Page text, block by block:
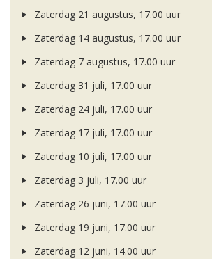
Zaterdag 21 augustus, 17.00 uur
Zaterdag 14 augustus, 17.00 uur
Zaterdag 7 augustus, 17.00 uur
Zaterdag 31 juli, 17.00 uur
Zaterdag 24 juli, 17.00 uur
Zaterdag 17 juli, 17.00 uur
Zaterdag 10 juli, 17.00 uur
Zaterdag 3 juli, 17.00 uur
Zaterdag 26 juni, 17.00 uur
Zaterdag 19 juni, 17.00 uur
Zaterdag 12 juni, 14.00 uur